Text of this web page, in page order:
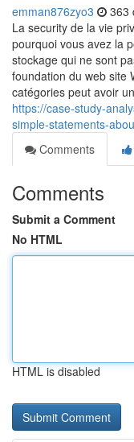
emman876zyo3 363
La security de la vie
pourquoi vous avez la
stockage qui ne sont
foundation du web site
catégories peut avoir
https://case-study-
simple-statements-
Comments
Comments
Submit a Comment
No HTML
HTML is disabled